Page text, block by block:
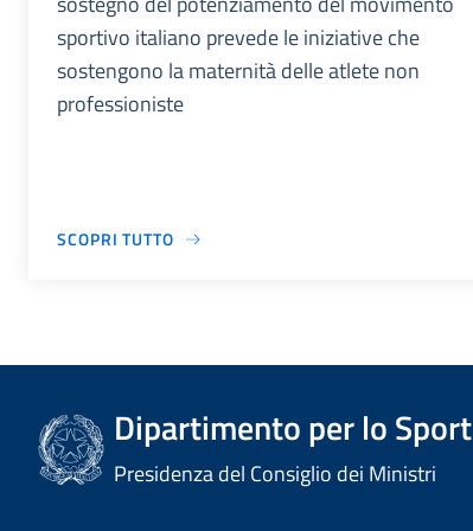
sportivo italiano prevede le iniziative che
sostengono la maternità delle atlete non
professioniste
SCOPRI TUTTO
Dipartimento per lo Sport
Presidenza del Consiglio dei Ministri